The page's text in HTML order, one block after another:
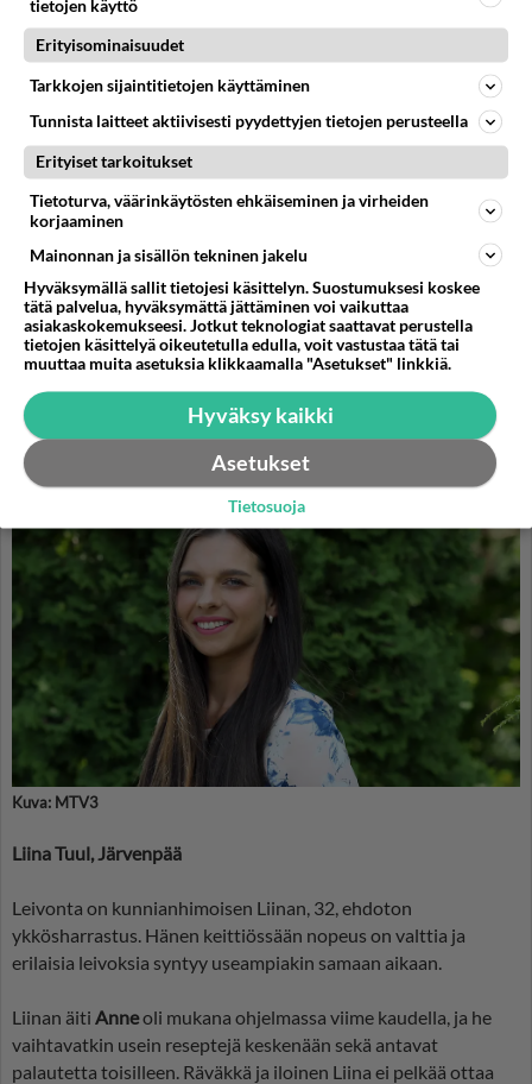
Asiakaspalvelupäällikkönä toimivalle Annelle leipominen
merkitsee omaa aikaa, terapiaa ja rentoutumista. Hänelle on
myös muodostunut lempinimi keittiössä. Mrs. Bean tulee
vauhdikkaasta menosta, sillä jauhotkin lentävät välillä ympäri
keittiön seiniä.
Anne odottaa kilpailulta erityisesti tuomareiden kritiikkiä ja
toivookin kehittyvänsä leipojana muun muassa sen avulla.
viihtyy perheensä kanssa sekä monipuolisesti liikuntaa
harrastaen. Anne on tunteellinen ihminen ja kokee
inspiroituvansa pienistäkin hetkistä. Unelmissaan Annella
Annea voi seurata Instagramissa @mrshiekkakakku ja
leivontablogi löytyy osoitteesta hiekkakakku.blogspot.com.
Kuva: MTV3
Liina Tuul, Järvenpää
Leivonta on kunnianhimoisen Liinan, 32, ehdoton
ykkösharrastus. Hänen keittiössään nopeus on valttia ja
erilaisia leivoksia syntyy useampiakin samaan aikaan.
Liinan äiti Anneoli mukana ohjelmassa viime kaudella, ja he
vaihtavatkin usein reseptejä keskenään sekä antavat
palautetta toisilleen. Räväkkä ja iloinen Liina ei pelkää ottaa
tietojen käyttö
Erityisominaisuudet
Tarkkojen sijaintitietojen käyttäminen
Tunnista laitteet aktiivisesti pyydettyjen tietojen perusteella
Erityiset tarkoitukset
Tietoturva, väärinkäytösten ehkäiseminen ja virheiden
korjaaminen
Mainonnan ja sisällön tekninen jakelu
Hyväksymällä sallit tietojesi käsittelyn. Suostumuksesi koskee
tätä palvelua, hyväksymättä jättäminen voi vaikuttaa
asiakaskokemukseesi. Jotkut teknologiat saattavat perustella
tietojen käsittelyä oikeutetulla edulla, voit vastustaa tätä tai
muuttaa muita asetuksia klikkaamalla "Asetukset" linkkiä.
Hyväksy kaikki
Asetukset
Tietosuoja